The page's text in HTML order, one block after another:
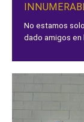
No estamos
dado amigos en